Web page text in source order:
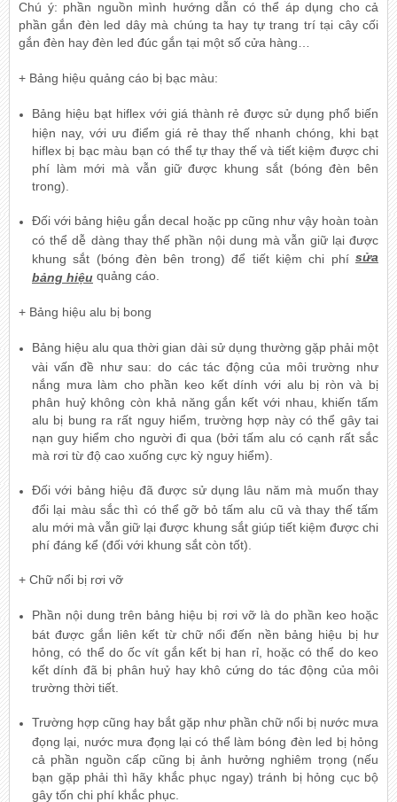
Chú ý: phần nguồn mình hướng dẫn có thể áp dụng cho cả
phần gắn đèn led dây mà chúng ta hay tự trang trí tại cây cối
gắn đèn hay đèn led đúc gắn tại một số cửa hàng…
+ Bảng hiệu quảng cáo bị bạc màu:
Bảng hiệu bạt hiflex với giá thành rẻ được sử dụng phổ biến
hiện nay, với ưu điểm giá rẻ thay thế nhanh chóng, khi bạt
hiflex bị bạc màu bạn có thể tự thay thế và tiết kiệm được chi
phí làm mới mà vẫn giữ được khung sắt (bóng đèn bên
trong).
Đối với bảng hiệu gắn decal hoặc pp cũng như vậy hoàn toàn
có thể dễ dàng thay thế phần nội dung mà vẫn giữ lại được
khung sắt (bóng đèn bên trong) để tiết kiệm chi phí sửa
bảng hiệu quảng cáo.
+ Bảng hiệu alu bị bong
Bảng hiệu alu qua thời gian dài sử dụng thường gặp phải một
vài vấn đề như sau: do các tác động của môi trường như
nắng mưa làm cho phần keo kết dính với alu bị ròn và bị
phân huỷ không còn khả năng gắn kết với nhau, khiến tấm
alu bị bung ra rất nguy hiểm, trường hợp này có thể gây tai
nạn guy hiểm cho người đi qua (bởi tấm alu có cạnh rất sắc
mà rơi từ độ cao xuống cực kỳ nguy hiểm).
Đối với bảng hiệu đã được sử dụng lâu năm mà muốn thay
đổi lại màu sắc thì có thể gỡ bỏ tấm alu cũ và thay thế tấm
alu mới mà vẫn giữ lại được khung sắt giúp tiết kiệm được chi
phí đáng kể (đối với khung sắt còn tốt).
+ Chữ nổi bị rơi vỡ
Phần nội dung trên bảng hiệu bị rơi vỡ là do phần keo hoặc
bát được gắn liên kết từ chữ nổi đến nền bảng hiệu bị hư
hỏng, có thể do ốc vít gắn kết bị han rỉ, hoặc có thể do keo
kết dính đã bị phân huỷ hay khô cứng do tác động của môi
trường thời tiết.
Trường hợp cũng hay bắt gặp như phần chữ nổi bị nước mưa
đọng lại, nước mưa đọng lại có thể làm bóng đèn led bị hỏng
cả phần nguồn cấp cũng bị ảnh hưởng nghiêm trọng (nếu
bạn gặp phải thì hãy khắc phục ngay) tránh bị hỏng cục bộ
gây tốn chi phí khắc phục.